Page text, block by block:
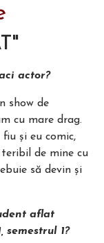
actor?
show de
cu mare drag.
și eu comic,
de mine cu
să devin și
aflat
1?